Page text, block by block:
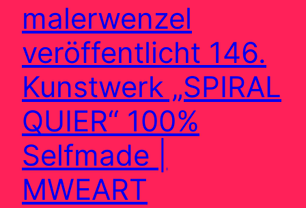
malerwenzel
veröffentlicht 146.
Kunstwerk „SPIRAL
QUIER“ 100%
Selfmade |
MWEART